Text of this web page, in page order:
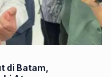
di Batam,